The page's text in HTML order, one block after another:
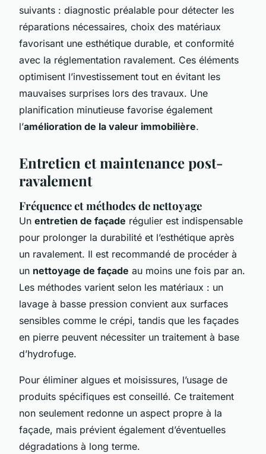
suivants : diagnostic préalable pour détecter les
réparations nécessaires, choix des matériaux
favorisant une esthétique durable, et conformité
avec la réglementation ravalement. Ces éléments
optimisent l’investissement tout en évitant les
mauvaises surprises lors des travaux. Une
planification minutieuse favorise également
l’amélioration de la valeur immobilière.
Entretien et maintenance post-
ravalement
Fréquence et méthodes de nettoyage
Un entretien de façade régulier est indispensable
pour prolonger la durabilité et l’esthétique après
un ravalement. Il est recommandé de procéder à
un nettoyage de façade au moins une fois par an.
Les méthodes varient selon les matériaux : un
lavage à basse pression convient aux surfaces
sensibles comme le crépi, tandis que les façades
en pierre peuvent nécessiter un traitement à base
d’hydrofuge.
Pour éliminer algues et moisissures, l’usage de
produits spécifiques est conseillé. Ce traitement
non seulement redonne un aspect propre à la
façade, mais prévient également d’éventuelles
dégradations à long terme.